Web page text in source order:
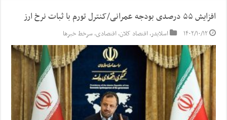
افزایش ۵۵ درصدی بودجه عمرانی/کنترل تورم با ثبات نرخ ارز
۱۴۰۲/۱۰/۱۲ اسلایدر,اقتصاد کلان,اقتصادی,سرخط خبرها